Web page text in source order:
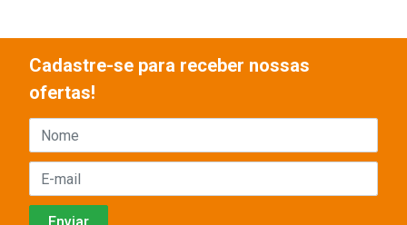
Cadastre-se para receber nossas
ofertas!